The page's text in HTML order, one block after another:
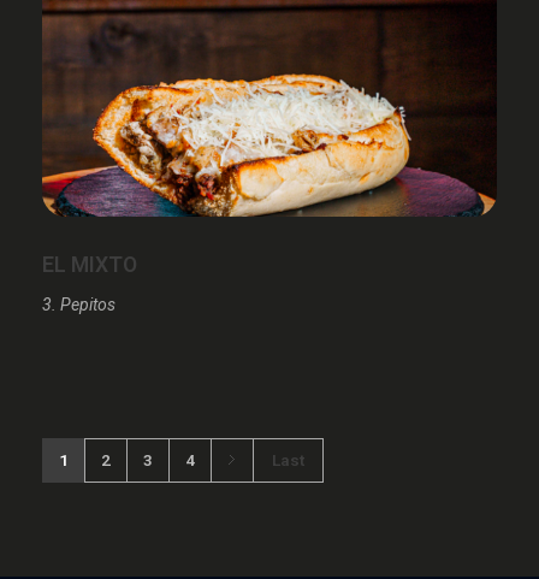
EL MIXTO
3. Pepitos
1 2 3 4 Last